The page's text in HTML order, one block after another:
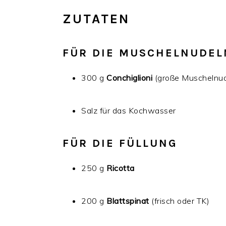
ZUTATEN
FÜR DIE
300 g Conchiglioni (große
Salz für das Kochwasser
FÜR DIE FÜLLUNG
250 g Ricotta
200 g Blattspinat (frisch oder TK)